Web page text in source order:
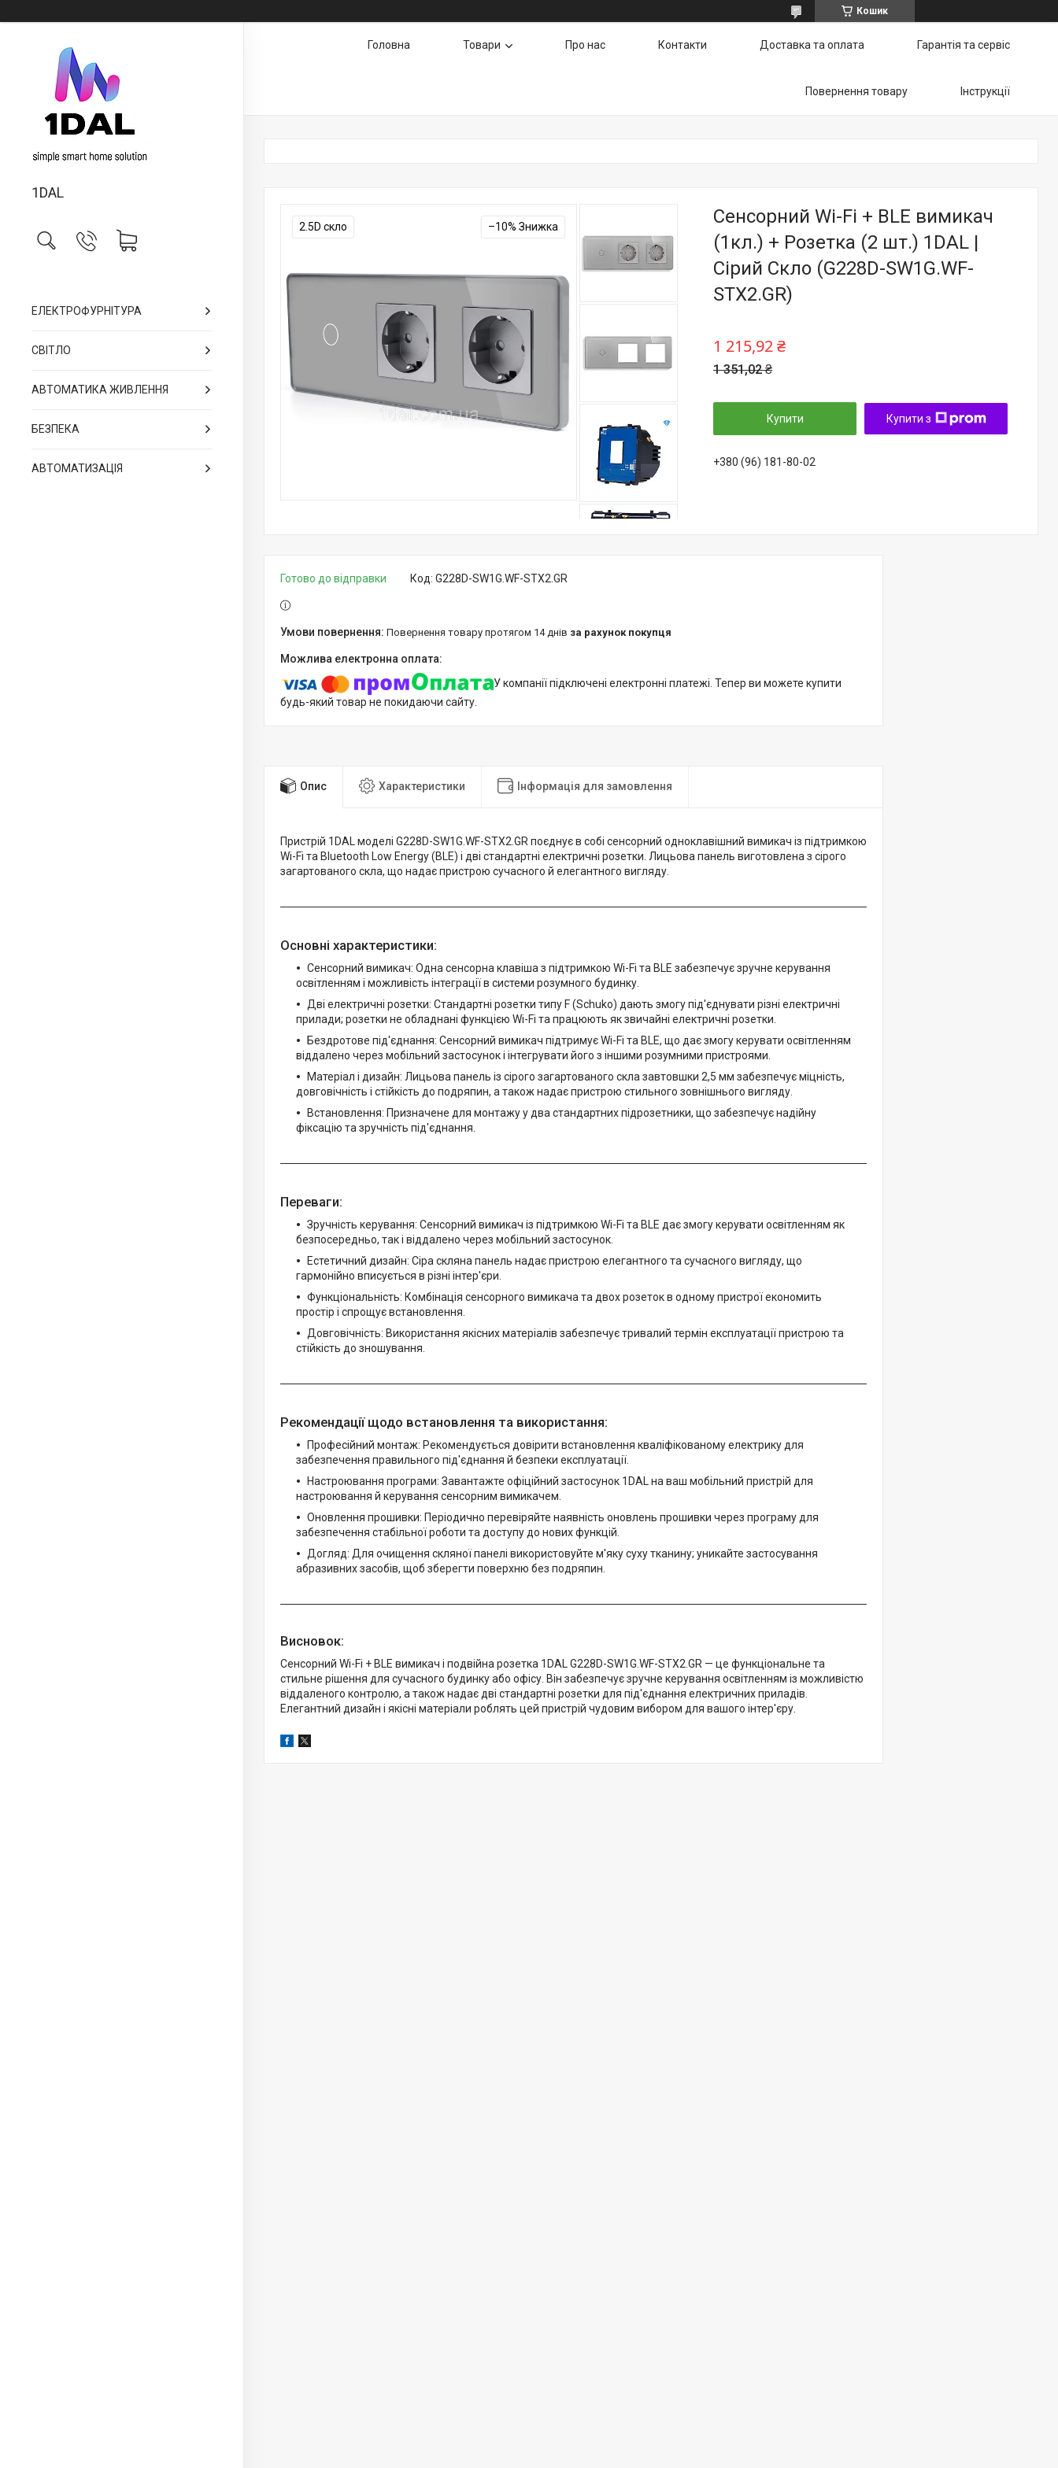
Кошик
1DAL
ЕЛЕКТРОФУРНІТУРА
СВІТЛО
АВТОМАТИКА ЖИВЛЕННЯ
БЕЗПЕКА
АВТОМАТИЗАЦІЯ
Головна Товари Про нас Контакти Доставка та оплата Гарантія та сервіс
Повернення товару Інструкції
2.5D скло –10%
Сенсорний Wi-Fi + BLE вимикач
(1кл.) + Розетка (2 шт.) 1DAL |
Сірий Скло (G228D-SW1G.WF-
STX2.GR)
1 351,02 ₴
1 215,92 ₴
Купити Купити з
+380 (96) 181-80-02
Готово до відправки Код: G228D-SW1G.WF-STX2.GR
повернення товару протягом 14 днів за рахунок покупця
У компанії підключені електронні платежі. Тепер ви можете купити
будь-який товар не покидаючи сайту.
Опис Характеристики Інформація для замовлення
Пристрій 1DAL моделі G228D-SW1G.WF-STX2.GR поєднує в собі сенсорний одноклавішний вимикач із підтримкою
Wi-Fi та Bluetooth Low Energy (BLE) і дві стандартні електричні розетки. Лицьова панель виготовлена з сірого
загартованого скла, що надає пристрою сучасного й елегантного вигляду.
Основні характеристики:
Сенсорний вимикач: Одна сенсорна клавіша з підтримкою Wi-Fi та BLE забезпечує зручне керування
освітленням і можливість інтеграції в системи розумного будинку.
Дві електричні розетки: Стандартні розетки типу F (Schuko) дають змогу під'єднувати різні електричні
прилади; розетки не обладнані функцією Wi-Fi та працюють як звичайні електричні розетки.
Бездротове під'єднання: Сенсорний вимикач підтримує Wi-Fi та BLE, що дає змогу керувати освітленням
віддалено через мобільний застосунок і інтегрувати його з іншими розумними пристроями.
Матеріал і дизайн: Лицьова панель із сірого загартованого скла завтовшки 2,5 мм забезпечує міцність,
довговічність і стійкість до подряпин, а також надає пристрою стильного зовнішнього вигляду.
Встановлення: Призначене для монтажу у два стандартних підрозетники, що забезпечує надійну
фіксацію та зручність під'єднання.
Переваги:
Зручність керування: Сенсорний вимикач із підтримкою Wi-Fi та BLE дає змогу керувати освітленням як
безпосередньо, так і віддалено через мобільний застосунок.
Естетичний дизайн: Сіра скляна панель надає пристрою елегантного та сучасного вигляду, що
гармонійно вписується в різні інтер'єри.
Функціональність: Комбінація сенсорного вимикача та двох розеток в одному пристрої економить
простір і спрощує встановлення.
Довговічність: Використання якісних матеріалів забезпечує тривалий термін експлуатації пристрою та
стійкість до зношування.
Рекомендації щодо встановлення та використання:
Професійний монтаж: Рекомендується довірити встановлення кваліфікованому електрику для
забезпечення правильного під'єднання й безпеки експлуатації.
Настроювання програми: Завантажте офіційний застосунок 1DAL на ваш мобільний пристрій для
настроювання й керування сенсорним вимикачем.
Оновлення прошивки: Періодично перевіряйте наявність оновлень прошивки через програму для
забезпечення стабільної роботи та доступу до нових функцій.
Догляд: Для очищення скляної панелі використовуйте м'яку суху тканину; уникайте застосування
абразивних засобів, щоб зберегти поверхню без подряпин.
Висновок:
Сенсорний Wi-Fi + BLE вимикач і подвійна розетка 1DAL G228D-SW1G.WF-STX2.GR — це функціональне та
стильне рішення для сучасного будинку або офісу. Він забезпечує зручне керування освітленням із можливістю
віддаленого контролю, а також надає дві стандартні розетки для під'єднання електричних приладів.
Елегантний дизайн і якісні матеріали роблять цей пристрій чудовим вибором для вашого інтер'єру.